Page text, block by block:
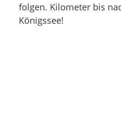
folgen. Kilometer bis
Königssee!